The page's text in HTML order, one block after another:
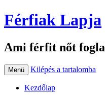
Férfiak Lapja
Ami férfit nőt
Menü Kilépés a tartalomba
Kezdőlap